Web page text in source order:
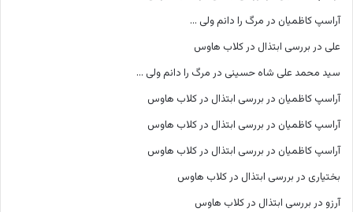
آراسپ کاظمیان در مرگ را دانم ولی …
علی در بررسی ابتذال در کلاب هاوس
سید محمد علی شاه حسینی در مرگ را دانم ولی …
آراسپ کاظمیان در بررسی ابتذال در کلاب هاوس
آراسپ کاظمیان در بررسی ابتذال در کلاب هاوس
آراسپ کاظمیان در بررسی ابتذال در کلاب هاوس
بختیاری در بررسی ابتذال در کلاب هاوس
آرزو در بررسی ابتذال در کلاب هاوس